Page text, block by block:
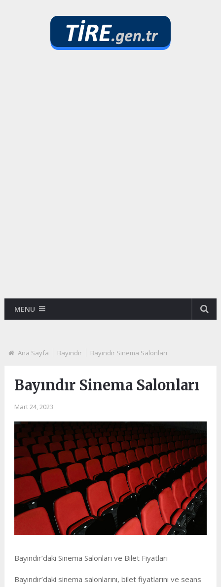
MENU
Ana Sayfa Bayındır Bayındır Sinema Salonları
Bayındır Sinema Salonları
Mart 24, 2023
Bayındır’daki Sinema Salonları ve Bilet Fiyatları
Bayındır’daki sinema salonlarını, bilet fiyatlarını ve seans